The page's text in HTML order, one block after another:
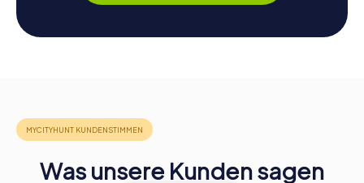
Was unsere Kunden sagen